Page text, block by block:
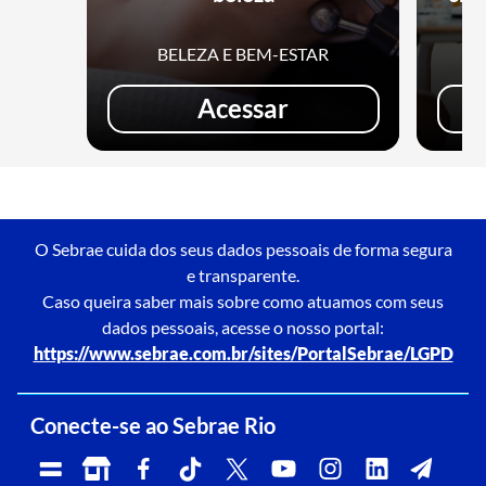
BELEZA E BEM-ESTAR
Acessar
O Sebrae cuida dos seus dados pessoais de forma segura
e transparente.
Caso queira saber mais sobre como atuamos com seus
dados pessoais, acesse o nosso portal:
https://www.sebrae.com.br/sites/PortalSebrae/LGPD
Conecte-se ao Sebrae Rio